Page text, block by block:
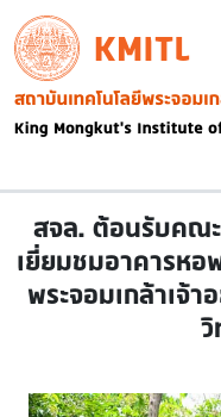
Skip to main content
KMITL
Image
สจล. ต้อนรับคณ
เยี่ยมชมอาคารหอ
พระจอมเกล้าเจ้
วิ